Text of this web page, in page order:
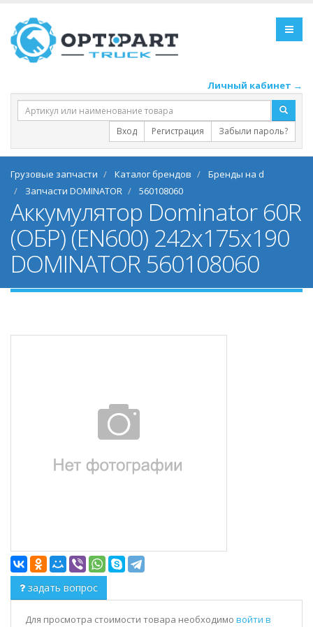
Личный кабинет →
Вход Регистрация Забыли пароль?
Грузовые запчасти Каталог брендов
Бренды на d
Запчасти DOMINATOR
560108060
Аккумулятор Dominator 60R
(ОБР) (EN600) 242х175х190
DOMINATOR 560108060
задать вопрос
Для просмотра стоимости товара необходимо войти в